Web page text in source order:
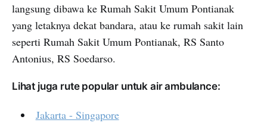
langsung dibawa ke Rumah Sakit Umum Pontianak
yang letaknya dekat bandara, atau ke rumah sakit lain
seperti Rumah Sakit Umum Pontianak, RS Santo
Antonius, RS Soedarso.
Lihat juga rute popular untuk air ambulance:
Jakarta - Singapore